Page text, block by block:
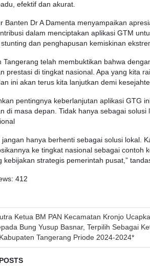
efektif dan akurat.
Banten Dr A Damenta menyampaikan
dalam menciptakan aplikasi GTM
dan penghapusan kemiskinan
Tangerang telah membuktikan bahwa
prestasi di tingkat nasional. Apa yang kita
ini akan terus kita lanjutkan demi
pentingnya keberlanjutan aplikasi GTG
di masa depan. Tidak hanya sebagai solusi
jangan hanya berhenti sebagai solusi lokal.
ke tingkat nasional sebagai contoh
kebijakan strategis pemerintah pusat,”
412
Ketua BM PAN Kecamatan Kronjo
Bung Yusup Basnar, Terpilih Sebagai
Tangerang Priode 2024-2024*